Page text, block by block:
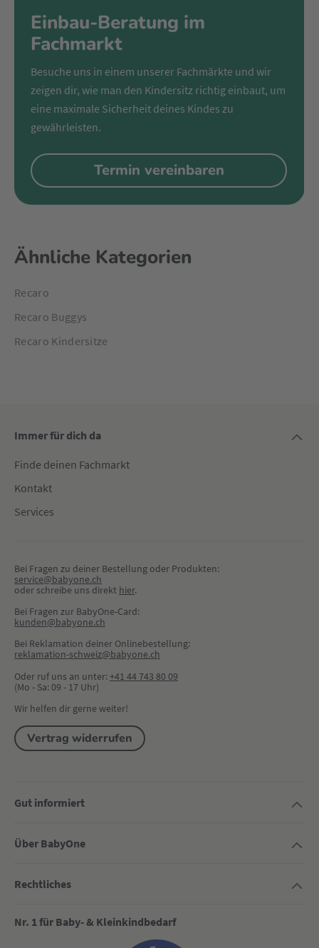
Einbau-Beratung im
Fachmarkt
Besuche uns in einem unserer Fachmärkte und wir
zeigen dir, wie man den Kindersitz richtig einbaut, um
eine maximale Sicherheit deines Kindes zu
gewährleisten.
Termin vereinbaren
Ähnliche Kategorien
Recaro
Recaro Buggys
Recaro Kindersitze
Immer für dich da
Finde deinen Fachmarkt
Kontakt
Services
Bei Fragen zu deiner Bestellung oder Produkten:
service@babyone.ch
oder schreibe uns direkt hier.
Bei Fragen zur BabyOne-Card:
kunden@babyone.ch
Bei Reklamation deiner Onlinebestellung:
reklamation-schweiz@babyone.ch
Oder ruf uns an unter:+41 44 743 80 09
(Mo - Sa: 09 - 17 Uhr)
Wir helfen dir gerne weiter!
Vertrag widerrufen
Gut informiert
Über BabyOne
Rechtliches
Nr. 1 für Baby- & Kleinkindbedarf